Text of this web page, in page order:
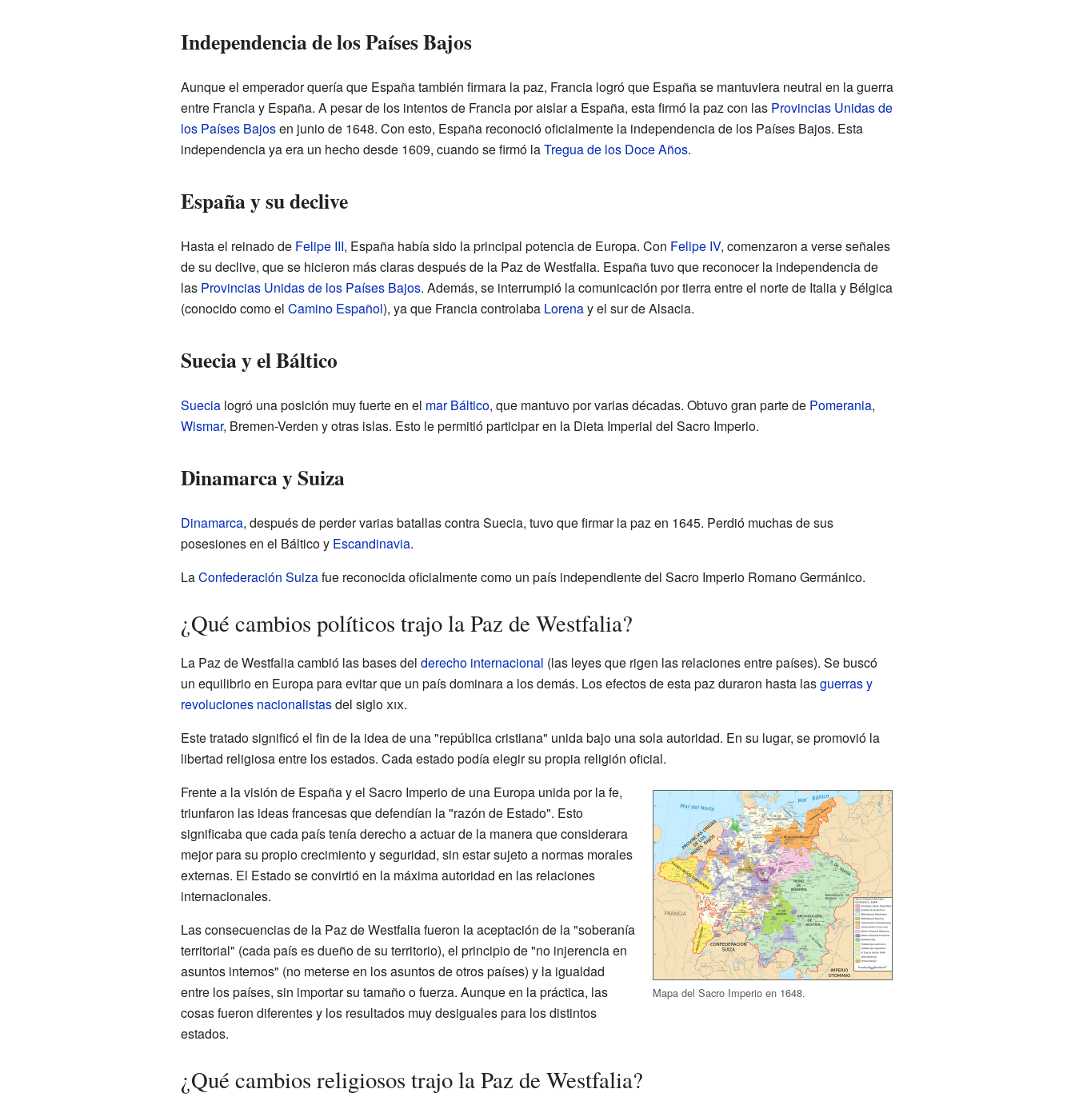
Independencia de los Países Bajos
Aunque el emperador quería que España también firmara la paz, Francia logró que España se mantuviera neutral en la guerra
entre Francia y España. A pesar de los intentos de Francia por aislar a España, esta firmó la paz con las Provincias Unidas de
los Países Bajosen junio de 1648. Con esto, España reconoció oficialmente la independencia de los Países Bajos. Esta
independencia ya era un hecho desde 1609, cuando se firmó laTregua de los Doce Años.
España y su declive
Hasta el reinado de Felipe III, España había sido la principal potencia de Europa. Con Felipe IV, comenzaron a verse señales
de su declive, que se hicieron más claras después de la Paz de Westfalia. España tuvo que reconocer la independencia de
las Provincias Unidas de los Países Bajos. Además, se interrumpió la comunicación por tierra entre el norte de Italia y Bélgica
(conocido como el Camino Español), ya que Francia controlaba Lorenay el sur de Alsacia.
Suecia y el Báltico
Suecialogró una posición muy fuerte en el mar Báltico, que mantuvo por varias décadas. Obtuvo gran parte de Pomerania,
Wismar, Bremen-Verden y otras islas. Esto le permitió participar en la Dieta Imperial del Sacro Imperio.
Dinamarca y Suiza
Dinamarca, después de perder varias batallas contra Suecia, tuvo que firmar la paz en 1645. Perdió muchas de sus
posesiones en el Báltico y Escandinavia.
LaConfederación Suizafue reconocida oficialmente como un país independiente del Sacro Imperio Romano Germánico.
¿Qué cambios políticos trajo la Paz de Westfalia?
La Paz de Westfalia cambió las bases del derecho internacional (las leyes que rigen las relaciones entre países). Se buscó
un equilibrio en Europa para evitar que un país dominara a los demás. Los efectos de esta paz duraron hasta lasguerras y
revoluciones nacionalistasdel sigloxix.
Este tratado significó el fin de la idea de una "república cristiana" unida bajo una sola autoridad. En su lugar, se promovió la
libertad religiosa entre los estados. Cada estado podía elegir su propia religión oficial.
Mapa del Sacro Imperio en 1648.
Frente a la visión de España y el Sacro Imperio de una Europa unida por la fe,
triunfaron las ideas francesas que defendían la "razón de Estado". Esto
significaba que cada país tenía derecho a actuar de la manera que considerara
mejor para su propio crecimiento y seguridad, sin estar sujeto a normas morales
externas. El Estado se convirtió en la máxima autoridad en las relaciones
internacionales.
Las consecuencias de la Paz de Westfalia fueron la aceptación de la "soberanía
territorial" (cada país es dueño de su territorio), el principio de "no injerencia en
asuntos internos" (no meterse en los asuntos de otros países) y la igualdad
entre los países, sin importar su tamaño o fuerza. Aunque en la práctica, las
cosas fueron diferentes y los resultados muy desiguales para los distintos
estados.
¿Qué cambios religiosos trajo la Paz de Westfalia?